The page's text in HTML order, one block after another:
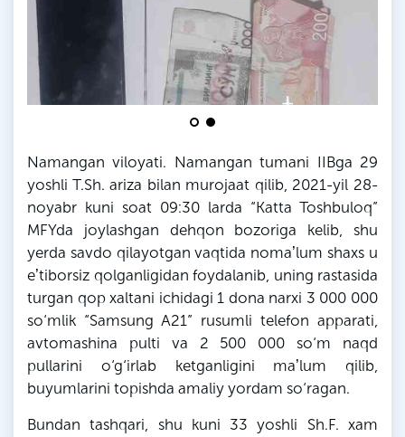
Namangan viloyati. Namangan tumani IIBga 29
yoshli T.Sh. ariza bilan murojaat qilib, 2021-yil 28-
noyabr kuni soat 09:30 larda “Katta Toshbuloq”
MFYda joylashgan dehqon bozoriga kelib, shu
yerda savdo qilayotgan vaqtida nomaʼlum shaxs u
eʼtiborsiz qolganligidan foydalanib, uning rastasida
turgan qop xaltani ichidagi 1 dona narxi 3 000 000
so‘mlik “Samsung A21” rusumli telefon apparati,
avtomashina pulti va 2 500 000 so‘m naqd
pullarini o‘g‘irlab ketganligini maʼlum qilib,
buyumlarini topishda amaliy yordam so‘ragan.
Bundan tashqari, shu kuni 33 yoshli Sh.F. xam